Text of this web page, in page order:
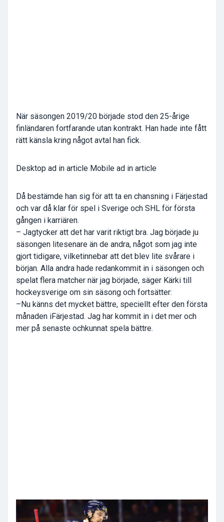
När säsongen 2019/20 började stod den 25-årige
finländaren fortfarande utan kontrakt. Han hade inte fått
rätt känsla kring något avtal han fick.
Desktop ad in article Mobile ad in article
Då bestämde han sig för att ta en chansning i Färjestad
och var då klar för spel i Sverige och SHL för första
gången i karriären.
– Jagtycker att det har varit riktigt bra. Jag började ju
säsongen litesenare än de andra, något som jag inte
gjort tidigare, vilketinnebar att det blev lite svårare i
början. Alla andra hade redankommit in i säsongen och
spelat flera matcher när jag började, säger Kärki till
hockeysverige om sin säsong och fortsätter:
–Nu känns det mycket bättre, speciellt efter den första
månaden iFärjestad. Jag har kommit in i det mer och
mer på senaste ochkunnat spela bättre.